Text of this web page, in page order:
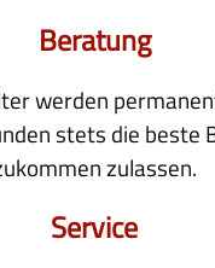
Beratung
werden
stets die beste
zulassen.
Service